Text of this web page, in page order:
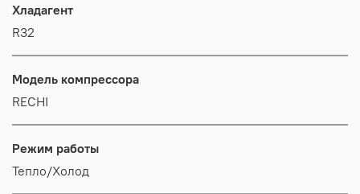
Хладагент
R32
Модель компрессора
RECHI
Режим работы
Тепло/Холод